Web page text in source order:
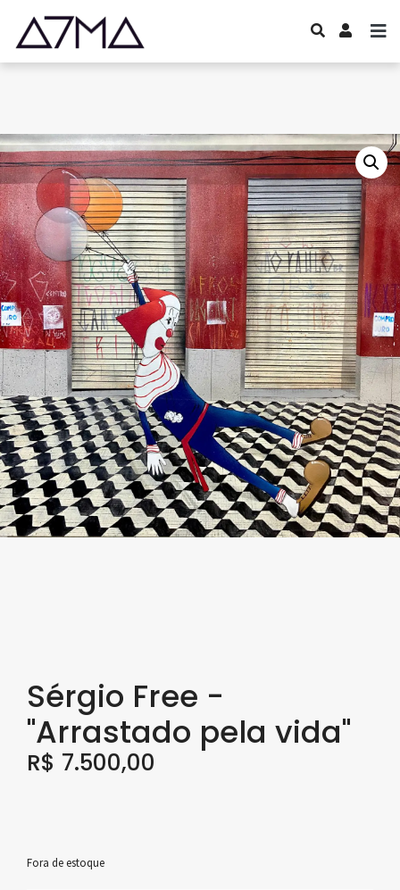
Sérgio Free -
"Arrastado pela vida"
R$ 7.500,00
Fora de estoque